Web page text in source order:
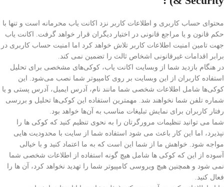
محتوای حساب کاربری و اطلاعات کاربر نزد اکانت یاب محرمانه است و تنها با
حکم قانون و یا مراجع قانونی در اختیار دیگران قرار خواهد گرفت. اکانت یاب
جهت تامین امنیت اطلاعات کاربر تلاش خواهد کرد اما امنیت حساب کاربری در
برابر اقدامات غیرقانونی اشخاص ثالث را تضمین نمی کند.
در هنگام بازدید شما از وبسایت اکانت یاب، کوکی‌های مشخصی برای تحلیل
استفاده کاربران از این وبسایت بر روی کامپیوتر شما نصب می‌شود. این
کوکی‌ها شامل اطلاعات شخصی شما مانند نام، آدرس ایمیل، آدرس پستی و یا
شماره تلفن شما نخواهند شد. مهمترین استفاده این کوکی‌ها تحلیل و بررسی
رفتار کاربران برای نمایش تبلیغات مناسب به آن‌ها خواهد بود.
شما می توانید تنظیمات مرورگرتان را به نحوی تنظیم کنید که کوکی ها را
نپذیرد، اما این کار باعث می شود استفاده شما از سایت با محدودیت هایی
مواجه شود. خواهش ما از شما این است که به ما اعتماد کنید و با خیالی
آسوده از این که کوکی ها شامل هیچ گونه استفاده از اطلاعات شخصی شما
نمی شود و همچنین هیچ ویروسی کامپیوتر شما را تهدید نخواهد کرد، آن ها را
فعال کنید.